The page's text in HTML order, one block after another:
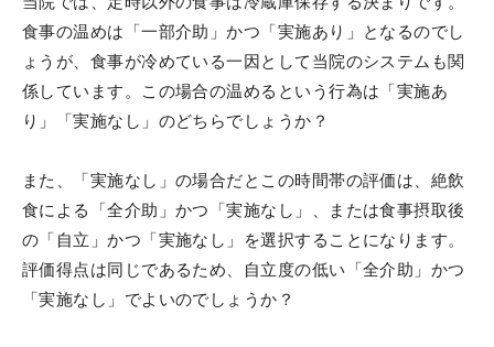
食事の温めは「一部介助」かつ「実施あり」となるのでし
ょうが、食事が冷めている一因として当院のシステムも関
係しています。この場合の温めるという行為は「実施あ
り」「実施なし」のどちらでしょうか？
また、「実施なし」の場合だとこの時間帯の評価は、絶飲
食による「全介助」かつ「実施なし」、または食事摂取後
の「自立」かつ「実施なし」を選択することになります。
評価得点は同じであるため、自立度の低い「全介助」かつ
「実施なし」でよいのでしょうか？